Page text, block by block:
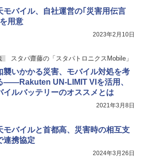
モバイル、自社運営の｢災害用伝言
用意
2023年2月10日
スタパ齋藤の「スタパトロニクスMobile」
襲いかかる災害、モバイル対処を考
――Rakuten UN-LIMIT VIを活用、
イルバッテリーのオススメとは
2021年3月8日
モバイルと首都高、災害時の相互支
連携協定
2024年3月26日